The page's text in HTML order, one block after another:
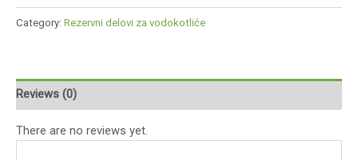
Category: Rezervni delovi za vodokotliće
Reviews (0)
There are no reviews yet.